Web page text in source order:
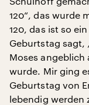
120“, das wurde
120, das ist so
Geburtstag sagt,
Moses angeblich
wurde. Mir ging
Geburtstag von
lebendig werden